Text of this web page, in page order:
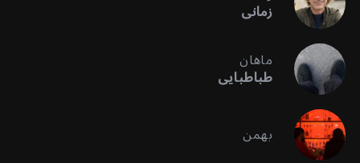
زمانی
ماهان
طباطبایی
بهمن